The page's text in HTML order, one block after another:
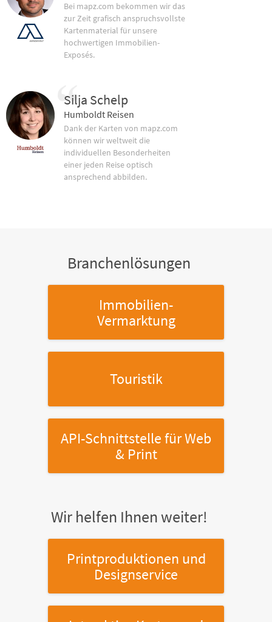
Bei mapz.com bekommen wir das
zur Zeit grafisch anspruchsvollste
Kartenmaterial für unsere
hochwertigen Immobilien-
Exposés.
Silja Schelp
Humboldt Reisen
Dank der Karten von mapz.com
können wir weltweit die
individuellen Besonderheiten
einer jeden Reise optisch
ansprechend abbilden.
Branchenlösungen
Immobilien-
Vermarktung
Touristik
API-Schnittstellefür Web
& Print
Wir helfen Ihnen weiter!
Printproduktionen und
Designservice